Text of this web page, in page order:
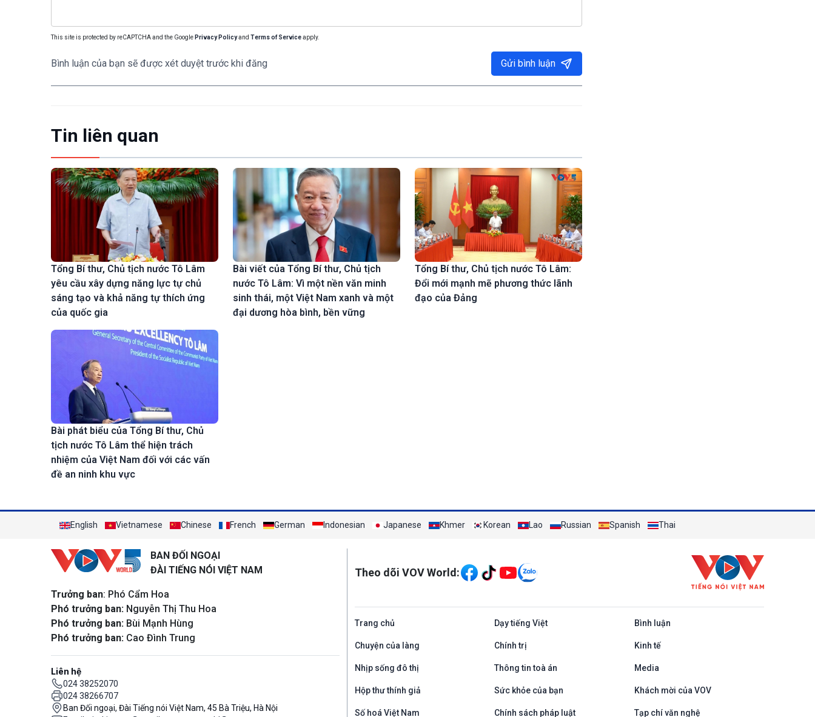
This site is protected by reCAPTCHA and the Google Privacy Policyand Terms of Serviceapply.
Bình luận của bạn sẽ được xét duyệt trước khi đăng Gửi bình luận
Tin liên quan
Tổng Bí thư, Chủ tịch nước Tô Lâm
yêu cầu xây dựng năng lực tự chủ
sáng tạo và khả năng tự thích ứng
của quốc gia
Bài viết của Tổng Bí thư, Chủ tịch
nước Tô Lâm: Vì một nền văn minh
sinh thái, một Việt Nam xanh và một
đại dương hòa bình, bền vững
Tổng Bí thư, Chủ tịch nước Tô Lâm:
Đổi mới mạnh mẽ phương thức lãnh
đạo của Đảng
Bài phát biểu của Tổng Bí thư, Chủ
tịch nước Tô Lâm thể hiện trách
nhiệm của Việt Nam đối với các vấn
đề an ninh khu vực
English Vietnamese Chinese French German Indonesian Japanese Khmer Korean Lao Russian Spanish Thai
BAN ĐỐI NGOẠI
ĐÀI TIẾNG NÓI VIỆT NAM
Trưởng ban: Phó Cẩm Hoa
Phó trưởng ban: Nguyễn Thị Thu Hoa
Phó trưởng ban: Bùi Mạnh Hùng
Phó trưởng ban: Cao Đình Trung
Liên hệ
024 38252070
024 38266707
Ban Đối ngoại, Đài Tiếng nói Việt Nam, 45 Bà Triệu, Hà Nội
Theo dõi VOV World:
Trang chủ Dạy tiếng Việt Bình luận
Chuyện của làng Chính trị Kinh tế
Nhịp sống đô thị Thông tin toà án Media
Hộp thư thính giả Sức khỏe của bạn Khách mời của VOV
Số hoá Việt Nam Chính sách pháp luật Tạp chí văn nghệ